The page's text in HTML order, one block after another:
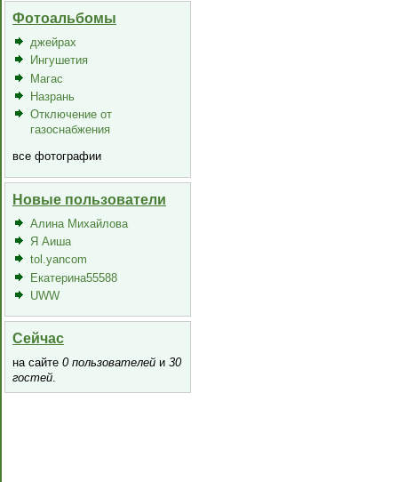
Фотоальбомы
джейрах
Ингушетия
Магас
Назрань
Отключение от
газоснабжения
все фотографии
Новые пользователи
Алина Михайлова
Я Аиша
tol.yancom
Екатерина55588
UWW
Сейчас
на сайте 0 пользователей и 30
гостей.